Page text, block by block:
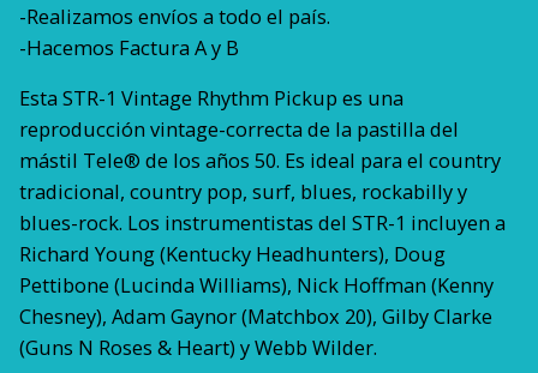
-Realizamos envíos a todo el país.
-Hacemos Factura A y B
Esta STR-1 Vintage Rhythm Pickup es una
reproducción vintage-correcta de la pastilla del
mástil Tele® de los años 50. Es ideal para el country
tradicional, country pop, surf, blues, rockabilly y
blues-rock. Los instrumentistas del STR-1 incluyen a
Richard Young (Kentucky Headhunters), Doug
Pettibone (Lucinda Williams), Nick Hoffman (Kenny
Chesney), Adam Gaynor (Matchbox 20), Gilby Clarke
(Guns N Roses & Heart) y Webb Wilder.